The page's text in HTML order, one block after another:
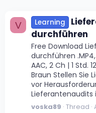
V Learning
durchführen
Free Download
durchführen
AAC, 2 Ch | 1 Std.
Braun Stellen Sie
vor
Lieferantenaudits
voska89 Thread